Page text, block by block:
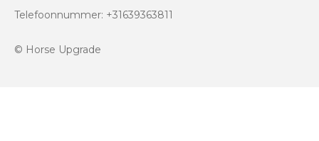
Telefoonnummer: +31639363811
© Horse Upgrade